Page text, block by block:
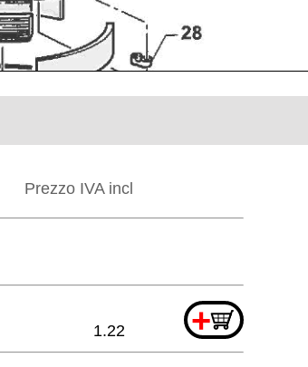
Prezzo IVA incl
+
1.22